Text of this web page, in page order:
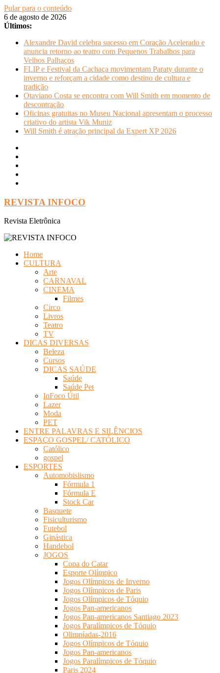
Pular para o conteúdo
6 de agosto de 2026
Últimos:
Alexandre David celebra sucesso em Coração Acelerado e
anuncia retorno ao teatro com Pequenos Trabalhos para
Velhos Palhaços
FLIP e Festival da Cachaça movimentam Paraty durante o
inverno e reforçam a cidade como destino de cultura e
tradição
Otaviano Costa se encontra com Will Smith em momento de
descontração
Oficinas gratuitas no Museu Nacional apresentam o processo
criativo do artista Vik Muniz
Will Smith é atração principal da Expert XP 2026
REVISTA INFOCO
Revista Eletrônica
Home
CULTURA
Arte
CARNAVAL
CINEMA
Filmes
Circo
Livros
Teatro
TV
DICAS DIVERSAS
Beleza
Cursos
DICAS SAÚDE
Saúde
Saúde Pet
InFoco Útil
Lazer
Moda
PET
ENTRE PALAVRAS E SILÊNCIOS
ESPAÇO GOSPEL/ CATÓLICO
Católico
gospel
ESPORTES
Automobislismo
Fórmula 1
Fórmula E
Stock Car
Basquete
Fisiculturismo
Futebol
Ginástica
Handebol
JOGOS
Copa do Catar
Esporte Olímpico
Jogos Olímpicos de Inverno
Jogos Olímpicos de Paris
Jogos Olímpicos de Tóquio
Jogos Pan-americanos
Jogos Pan-americanos Santiago 2023
Jogos Paralímpicos de Tóquio
Olimpíadas-2016
Jogos Olímpicos de Tóquio
Jogos Pan-americanos
Jogos Paralímpicos de Tóquio
Paris 2024